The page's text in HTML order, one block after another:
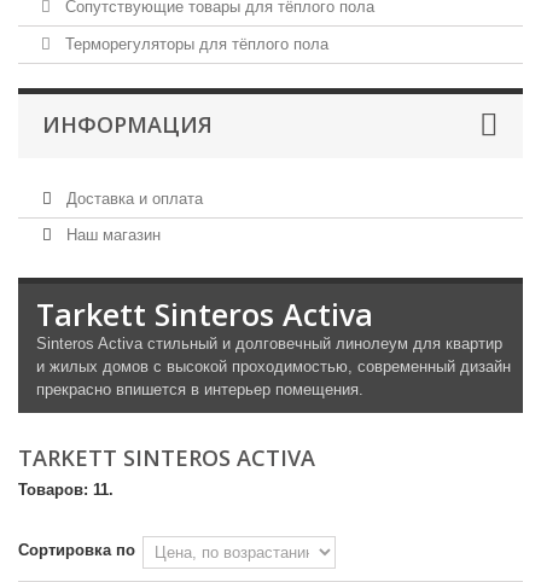
Сопутствующие товары для тёплого пола
Терморегуляторы для тёплого пола
ИНФОРМАЦИЯ
Доставка и оплата
Наш магазин
Tarkett Sinteros Activa
Sinteros Activa стильный и долговечный линолеум для квартир
и жилых домов с высокой проходимостью, современный дизайн
прекрасно впишется в интерьер помещения.
TARKETT SINTEROS ACTIVA
Товаров: 11.
Сортировка по